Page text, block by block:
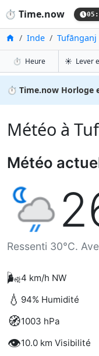
⏱️ Time.now
Accueil
Inde Tufānganj
⏱️ Heureà Tufānganj
☀️
⏱️ Time.now Horloge
Météo à
Météo
Ressenti 30°C.
🌬️4 km/h NW
💧 94% Humidité
🧭1003 hPa
👁️10.0 km Visibilité